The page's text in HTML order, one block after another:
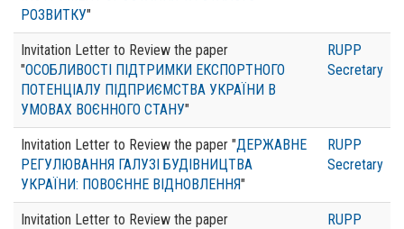
РОЗВИТКУ"
Invitation Letter to Review the paper
"ОСОБЛИВОСТІ ПІДТРИМКИ ЕКСПОРТНОГО
ПОТЕНЦІАЛУ ПІДПРИЄМСТВА УКРАЇНИ В
УМОВАХ ВОЄННОГО СТАНУ"
RUPP
Secretary
Invitation Letter to Review the paper "ДЕРЖАВНЕ
РЕГУЛЮВАННЯ ГАЛУЗІ БУДІВНИЦТВА
УКРАЇНИ: ПОВОЄННЕ ВІДНОВЛЕННЯ"
RUPP
Secretary
Invitation Letter to Review the paper
RUPP